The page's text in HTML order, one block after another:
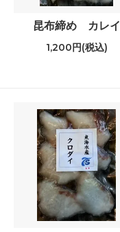
昆布締め カレイ
1,200円(税込)